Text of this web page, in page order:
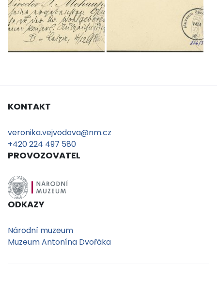
KONTAKT
veronika.vejvodova@nm.cz
+420 224 497 580
PROVOZOVATEL
ODKAZY
Národní muzeum
Muzeum Antonína Dvořáka